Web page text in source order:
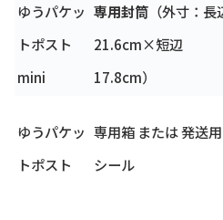
ゆうパケッ
トポスト
mini
専用封筒 （外寸：長
21.6cm×短辺
17.8cm）
ゆうパケッ
トポスト
専用箱 または 発送用
シール